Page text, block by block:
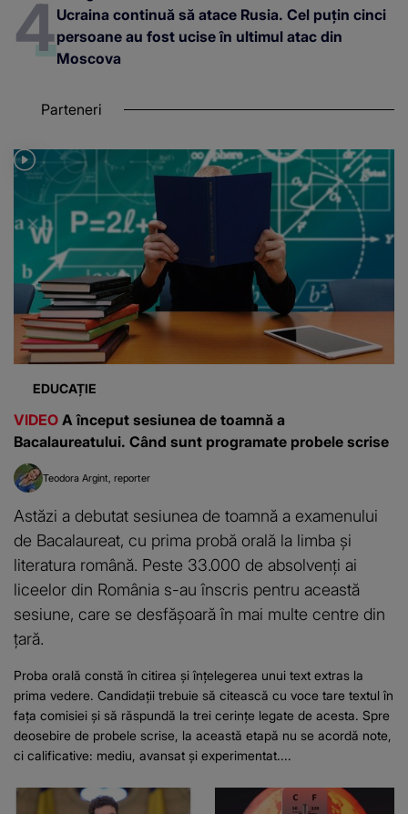
Ucraina continuă să atace Rusia. Cel puțin cinci
persoane au fost ucise în ultimul atac din
Moscova
Parteneri
EDUCAȚIE
VIDEO A început sesiunea de toamnă a
Bacalaureatului. Când sunt programate probele scrise
Teodora Argint reporter
Astăzi a debutat sesiunea de toamnă a examenului
de Bacalaureat, cu prima probă orală la limba și
literatura română. Peste 33.000 de absolvenți ai
liceelor din România s-au înscris pentru această
sesiune, care se desfășoară în mai multe centre din
țară.
Proba orală constă în citirea și înțelegerea unui text extras la
prima vedere. Candidații trebuie să citească cu voce tare textul în
fața comisiei și să răspundă la trei cerințe legate de acesta. Spre
deosebire de probele scrise, la această etapă nu se acordă note,
ci calificative: mediu, avansat și experimentat....